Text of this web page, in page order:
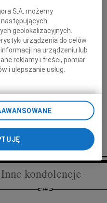
głębokiego współczucia
w imieniu
Miasta Stołecznego Warszawy
Rady m. st. Warszawy
Ewa Malinowska-Grupińska
Inne kondolencje
S.A. możemy
geolokalizacyjnych.
urządzenia do celów
na urządzeniu lub
reklamy i treści, pomiar
i ulepszanie usług.